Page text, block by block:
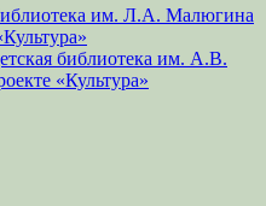
им. Л.А. Малюгина
библиотека им. А.В.
«Культура»